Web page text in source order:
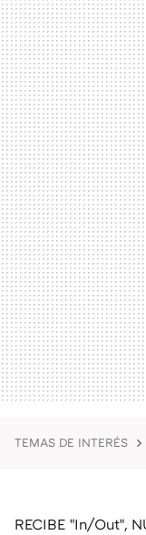
TEMAS DE INTERÉS
RECIBE "In/Out",